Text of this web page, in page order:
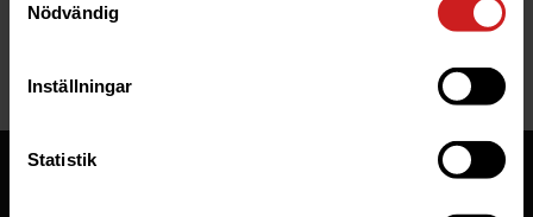
Nödvändig
Inställningar
Statistik
If you are the owner of this website or domain please
read
website to be suspended.